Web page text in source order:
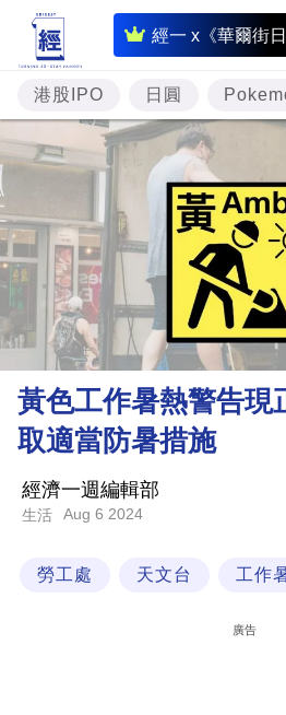
經一 x《華爾街日
即
時
財
經
資
樓
市
理
財
商
業
科
港股IPO 日圓
黃色工作暑熱警告現
取適當防暑措施
經濟一週編輯部
生活 Aug 6 2024
勞工處 天文台 工作
廣告